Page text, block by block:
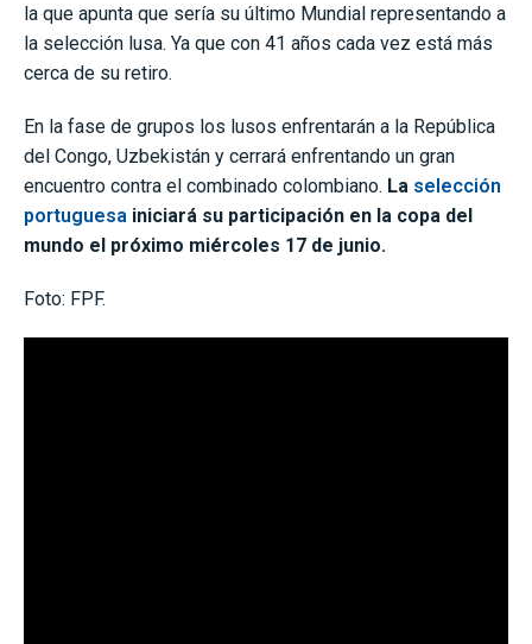
la que apunta que sería su último Mundial representando a
la selección lusa. Ya que con 41 años cada vez está más
cerca de su retiro.
En la fase de grupos los lusos enfrentarán a la República
del Congo, Uzbekistán y cerrará enfrentando un gran
encuentro contra el combinado colombiano. La selección
portuguesa iniciará su participación en la copa del
mundo el próximo miércoles 17 de junio.
Foto: FPF.